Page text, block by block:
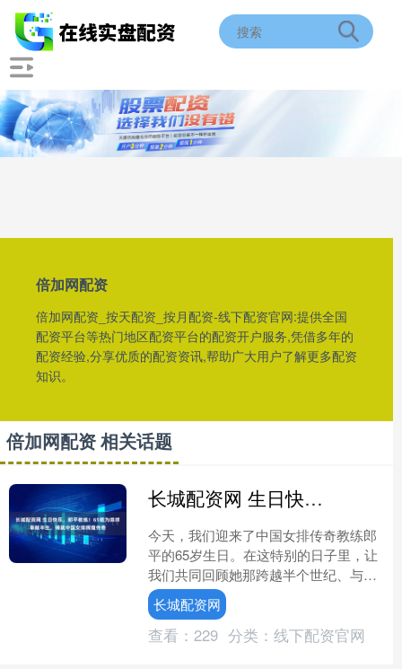
倍加网配资
倍加网配资_按天配资_按月配资-线下配资官网:提供全国
配资平台等热门地区配资平台的配资开户服务,凭借多年的
配资经验,分享优质的配资资讯,帮助广大用户了解更多配资
知识。
倍加网配资 相关话题
长城配资网 生日快乐，郎平教练！65载为排球奉献半生，铸就中国女排辉煌传奇
今天，我们迎来了中国女排传奇教练郎
平的65岁生日。在这特别的日子里，让
我们共同回顾她那跨越半个世纪、与排
球紧密相伴的非凡人生。从“铁榔头”球
员到冠军教练，她用无....
长城配资网
查看： 229 分类： 线下配资官网